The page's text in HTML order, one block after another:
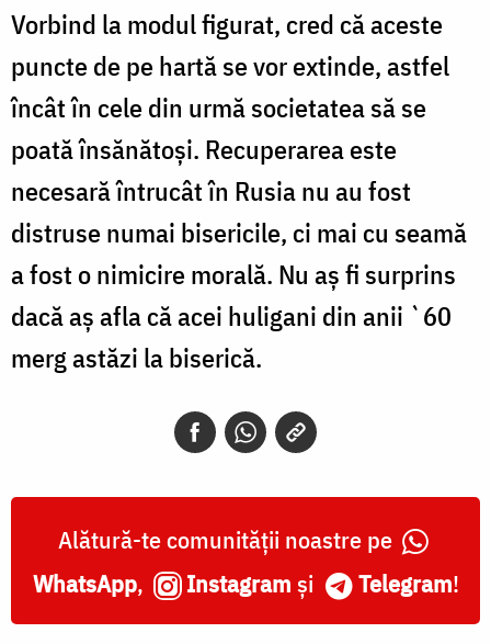
Vorbind la modul figurat, cred că aceste
puncte de pe hartă se vor extinde, astfel
încât în cele din urmă societatea să se
poată însănătoşi. Recuperarea este
necesară întrucât în Rusia nu au fost
distruse numai bisericile, ci mai cu seamă
a fost o nimicire morală. Nu aș fi surprins
dacă aș afla că acei huligani din anii `60
merg astăzi la biserică.
Alătură-te comunității noastre pe
WhatsApp, Instagram și Telegram!